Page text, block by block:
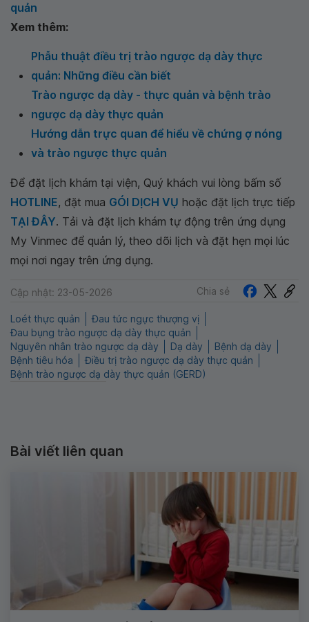
quản
Xem thêm:
Phẫu thuật điều trị trào ngược dạ dày thực
quản: Những điều cần biết
Trào ngược dạ dày - thực quản và bệnh trào
ngược dạ dày thực quản
Hướng dẫn trực quan để hiểu về chứng ợ nóng
và trào ngược thực quản
Để đặt lịch khám tại viện, Quý khách vui lòng bấm số
HOTLINE, đặt mua GÓI DỊCH VỤ hoặc đặt lịch trực tiếp
TẠI ĐÂY. Tải và đặt lịch khám tự động trên ứng dụng
My Vinmec để quản lý, theo dõi lịch và đặt hẹn mọi lúc
mọi nơi ngay trên ứng dụng.
Cập nhật: 23-05-2026 Chia sẻ
Loét thực quản
Đau tức ngực thượng vị
Đau bụng trào ngược dạ dày thực quản
Nguyên nhân trào ngược dạ dày
Dạ dày
Bệnh dạ dày
Bệnh tiêu hóa
Điều trị trào ngược dạ dày thực quản
Bệnh trào ngược dạ dày thực quản (GERD)
Bài viết liên quan